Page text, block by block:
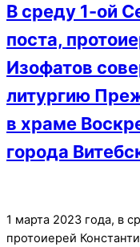
В среду 1-ой
поста,
Изофатов
литургию
в храме
города
1 марта 2023 года, в
протоиерей